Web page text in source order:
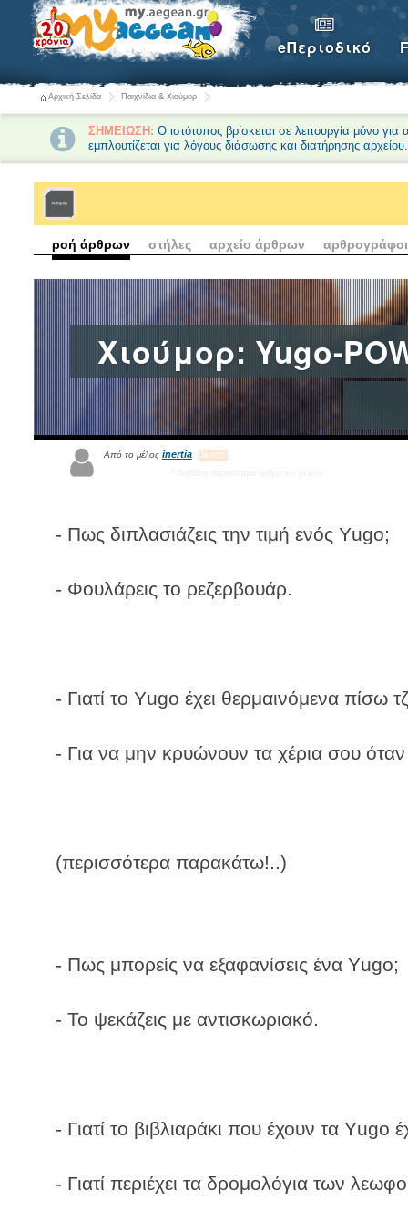
eΠεριοδικό
Αρχική Σελίδα Παιχνίδια & Χιούμορ
ΣΗΜΕΙΩΣΗ: Ο ιστότοπος βρίσκεται σε λειτουργία μόνο
εμπλουτίζεται για λόγους διάσωσης και διατήρησης αρχείου.
ροή άρθρων στήλες αρχείο άρθρων αρθρογράφοι
Χιούμορ: Yugo-
Από το μέλος inertia RSS
- Πως διπλασιάζεις την τιμή ενός Υugo;
- Φουλάρεις το ρεζερβουάρ.
- Γιατί το Υugo έχει θερμαινόμενα πίσω
- Για να μην κρυώνουν τα χέρια σου
(περισσότερα παρακάτω!..)
- Πως μπορείς να εξαφανίσεις ένα Υugo;
- Το ψεκάζεις με αντισκωριακό.
- Γιατί το βιβλιαράκι που έχουν τα Υugo
- Γιατί περιέχει τα δρομολόγια των